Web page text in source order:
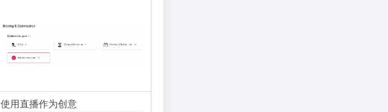
使用直播作为创意